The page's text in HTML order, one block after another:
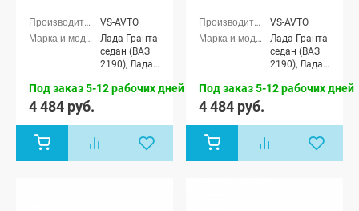
VS-AVTO
Лада Гранта
седан (ВАЗ
2190), Лада
Спорт седан
лифтбек
(ВАЗ 2191)
Под заказ 5-12 рабочих дней
4 484 руб.
Гранта
VS-AVTO
Лада Гранта
седан (ВАЗ
2190), Лада
Спорт седан
лифтбек
(ВАЗ 2191)
Под заказ 5-12 рабочих дней
4 484 руб.